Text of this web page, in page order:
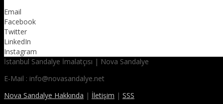
Email
Facebook
Twitter
LinkedIn
Instagram
İstanbul Sandalye İmalatçısı | Nova Sandalye
E-Mail : info@novasandalye.net
Nova Sandalye Hakkında | İletişim | SSS